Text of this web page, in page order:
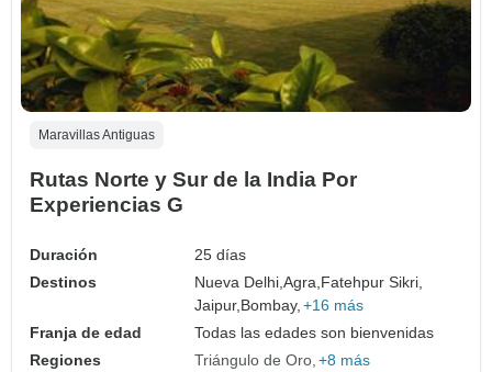
Maravillas Antiguas
Rutas Norte y Sur de la India Por
Experiencias G
Duración
25 días
Destinos
Nueva Delhi,Agra, Fatehpur Sikri,
Jaipur, Bombay, +16 más
Franja de edad
Todas las edades son bienvenidas
Regiones
Triángulo de Oro +8 más